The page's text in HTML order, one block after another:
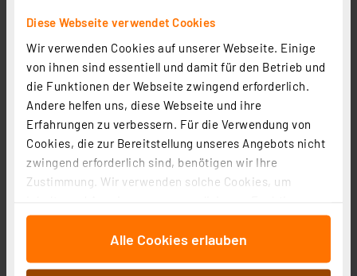
Diese Webseite verwendet Cookies
Wir verwenden Cookies auf unserer Webseite. Einige
von ihnen sind essentiell und damit für den Betrieb und
die Funktionen der Webseite zwingend erforderlich.
Andere helfen uns, diese Webseite und ihre
Erfahrungen zu verbessern. Für die Verwendung von
Cookies, die zur Bereitstellung unseres Angebots nicht
zwingend erforderlich sind, benötigen wir Ihre
Zustimmung. Wir verwenden solche Cookies, um
für soziale Medien anbieten zu können und die Zugriffe
auf unsere Website zu analysieren. Außerdem geben
wir Informationen zu Ihrer Verwendung unserer Website
Alle Cookies erlauben
zzgl. MwSt.
Informationen zu Versandkosten